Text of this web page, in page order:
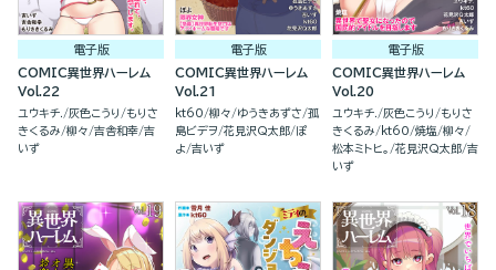
電子版
COMIC異世界ハーレム
Vol.22
ユウキチ. 灰色こうり
もりさ
きくるみ 柳々 吉舎和幸 吉
いず
電子版
COMIC異世界ハーレム
Vol.21
kt60 柳々 ゆうきあずさ 孤
島ビデヲ 花見沢Q太郎 ぽ
よ 吉いず
電子版
COMIC異世界ハーレム
Vol.20
ユウキチ. 灰色こうり
もりさ
きくるみ
kt60 焼塩 柳々
松本ミトヒ。
花見沢Q太郎 吉
いず